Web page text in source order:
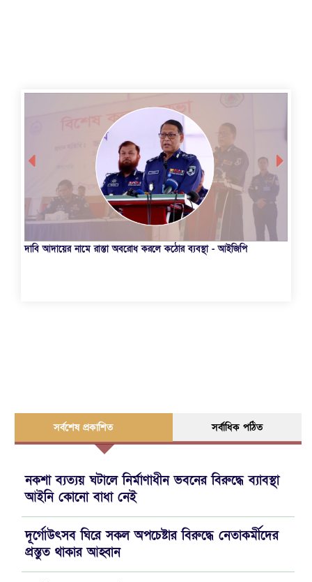
দাবি আদায়ের নামে রাস্তা অবরোধ করলে কঠোর ব্যবস্থা - আইজিপি
সর্বশেষ প্রকাশিত সর্বাধিক পঠিত
নকশা ব্যত্যয় ঘটালে নির্মাণাধীন ভবনের বিরুদ্ধে ব্যাবস্থা
আইনি কোনো বাধা নেই
দূর্গোউৎসব ঘিরে সকল অপচেষ্টার বিরুদ্ধে নেতাকর্মীদের
প্রস্তুত থাকার আহ্বান